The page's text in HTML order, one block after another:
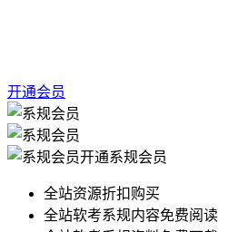
开通会员
开通系规会员
全站资源折扣购买
全站软考系规内容免费阅读